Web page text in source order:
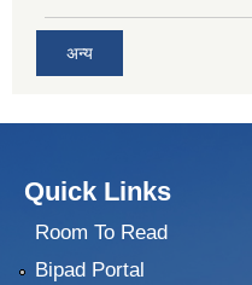
अन्य
Quick Links
Room To Read
Bipad Portal